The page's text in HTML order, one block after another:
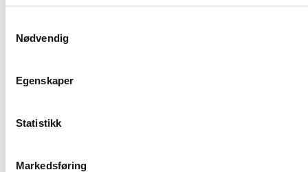
Nødvendig
Egenskaper
Statistikk
Markedsføring